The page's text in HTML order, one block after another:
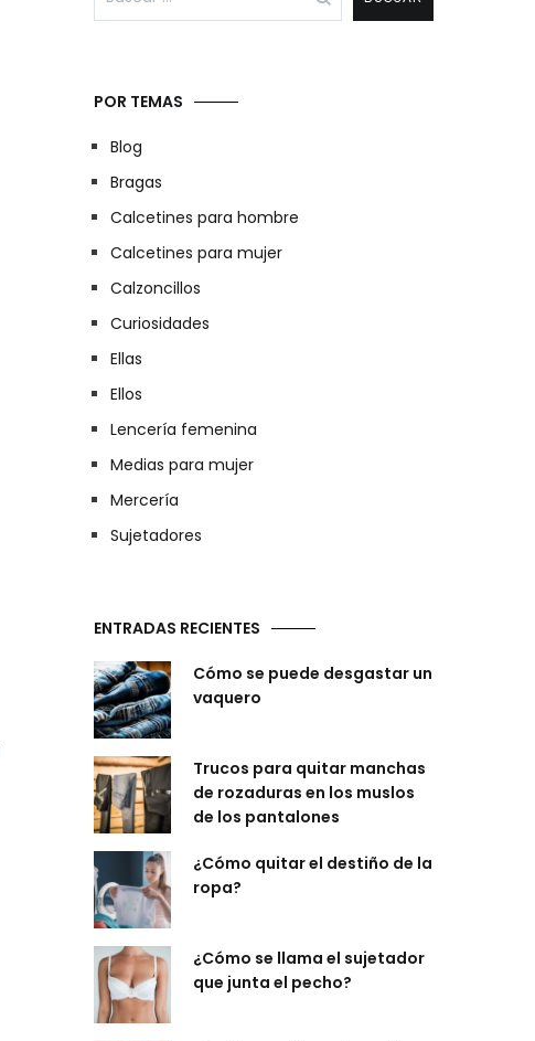
POR TEMAS
Blog
Bragas
Calcetines para hombre
Calcetines para mujer
Calzoncillos
Curiosidades
Ellas
Ellos
Lencería femenina
Medias para mujer
Mercería
Sujetadores
ENTRADAS RECIENTES
Cómo se puede desgastar un
vaquero
Trucos para quitar manchas
de rozaduras en los muslos
de los pantalones
¿Cómo quitar el destiño de la
ropa?
¿Cómo se llama el sujetador
que junta el pecho?